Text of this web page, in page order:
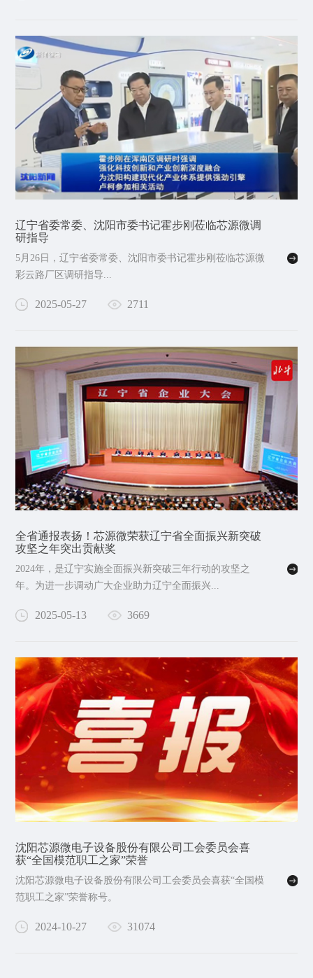
辽宁省委常委、沈阳市委书记霍步刚莅临芯源微调
研指导
5月26日，辽宁省委常委、沈阳市委书记霍步刚莅临芯源微
彩云路厂区调研指导...
2025-05-27 2711
全省通报表扬！芯源微荣获辽宁省全面振兴新突破
攻坚之年突出贡献奖
2024年，是辽宁实施全面振兴新突破三年行动的攻坚之
年。为进一步调动广大企业助力辽宁全面振兴...
2025-05-13 3669
沈阳芯源微电子设备股份有限公司工会委员会喜
获“全国模范职工之家”荣誉
沈阳芯源微电子设备股份有限公司工会委员会喜获“全国模
范职工之家”荣誉称号。
2024-10-27 31074